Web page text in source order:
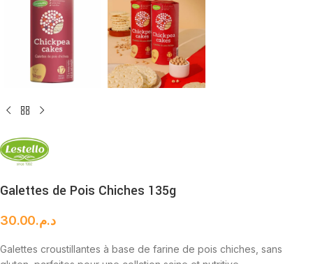
Galettes de Pois Chiches 135g
د.م.30.00
Galettes croustillantes à base de farine de pois chiches, sans